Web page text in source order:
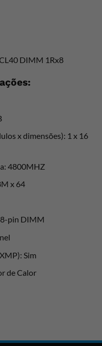
DIMM 1Rx8
x dimensões): 1 x 16
4800MHZ
x 64
pin DIMM
Sim
de Calor